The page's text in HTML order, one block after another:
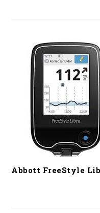
Abbott FreeStyle